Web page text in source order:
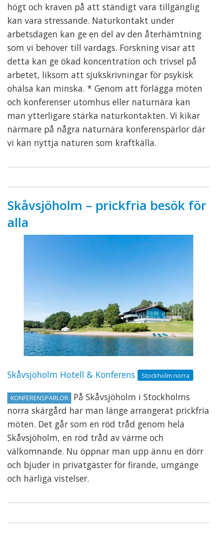
högt och kraven på att ständigt vara tillgänglig
kan vara stressande. Naturkontakt under
arbetsdagen kan ge en del av den återhämtning
som vi behöver till vardags. Forskning visar att
detta kan ge ökad koncentration och trivsel på
arbetet, liksom att sjukskrivningar för psykisk
ohälsa kan minska. * Genom att förlägga möten
och konferenser utomhus eller naturnära kan
man ytterligare stärka naturkontakten. Vi kikar
närmare på några naturnära konferenspärlor där
vi kan nyttja naturen som kraftkälla.
Skåvsjöholm – prickfria besök för
alla
Skåvsjöholm Hotell & Konferens Stockholm norra
KONFERENSPÄRLOR
På Skåvsjöholm i Stockholms
norra skärgård har man länge arrangerat prickfria
möten. Det går som en röd tråd genom hela
Skåvsjöholm, en röd tråd av värme och
välkomnande. Nu öppnar man upp ännu en dörr
och bjuder in privatgäster för firande, umgänge
och härliga vistelser.